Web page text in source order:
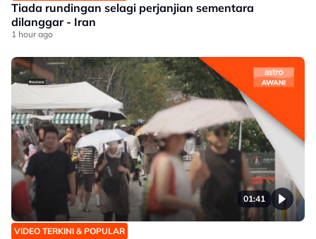
Tiada rundingan selagi perjanjian sementara
dilanggar - Iran
1 hour ago
01:41
VIDEO TERKINI & POPULAR